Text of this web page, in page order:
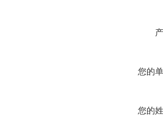
您的
您的